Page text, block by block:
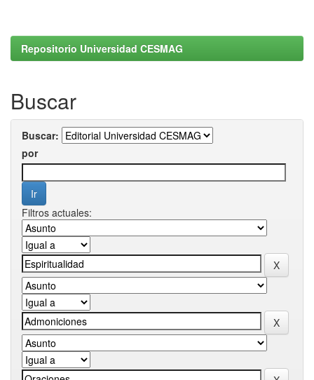
Repositorio Universidad CESMAG
Buscar
Buscar:
por
Filtros actuales: